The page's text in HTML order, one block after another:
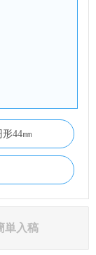
形44㎜
単入稿